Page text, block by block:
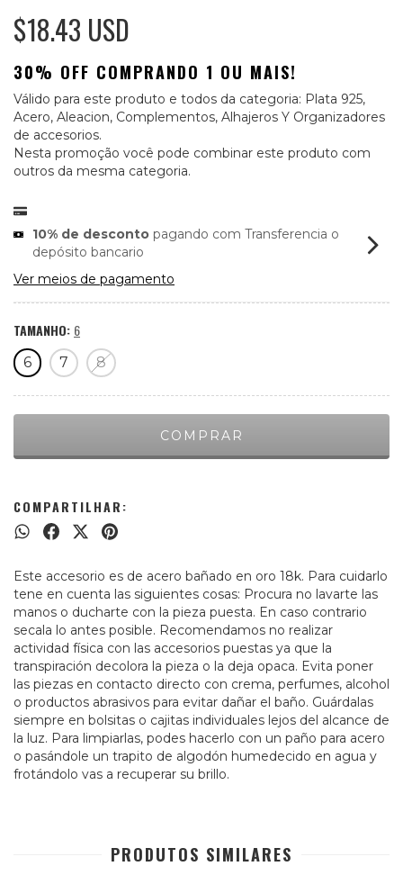
$18.43 USD
30% OFF COMPRANDO 1 OU MAIS!
Válido para este produto e todos da categoria: Plata 925,
Acero, Aleacion, Complementos, Alhajeros Y Organizadores
de accesorios.
Nesta promoção você pode combinar este produto com
outros da mesma categoria.
10% de desconto pagando com Transferencia o
depósito bancario
Ver meios de pagamento
TAMANHO: 6
6 7 8
COMPARTILHAR:
Este accesorio es de acero bañado en oro 18k. Para cuidarlo
tene en cuenta las siguientes cosas: Procura no lavarte las
manos o ducharte con la pieza puesta. En caso contrario
secala lo antes posible. Recomendamos no realizar
actividad física con las accesorios puestas ya que la
transpiración decolora la pieza o la deja opaca. Evita poner
las piezas en contacto directo con crema, perfumes, alcohol
o productos abrasivos para evitar dañar el baño. Guárdalas
siempre en bolsitas o cajitas individuales lejos del alcance de
la luz. Para limpiarlas, podes hacerlo con un paño para acero
o pasándole un trapito de algodón humedecido en agua y
frotándolo vas a recuperar su brillo.
PRODUTOS SIMILARES